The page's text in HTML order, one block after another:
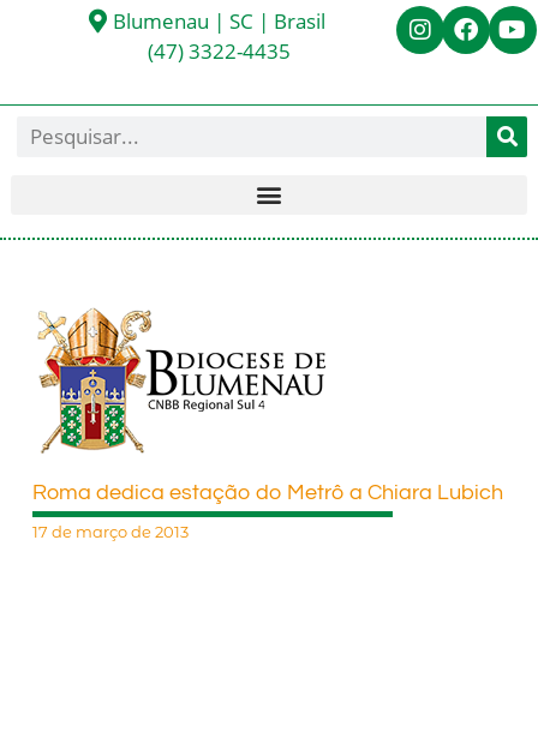
Blumenau | SC | Brasil
(47) 3322-4435
Roma dedica estação do Metrô a Chiara Lubich
17 de março de 2013